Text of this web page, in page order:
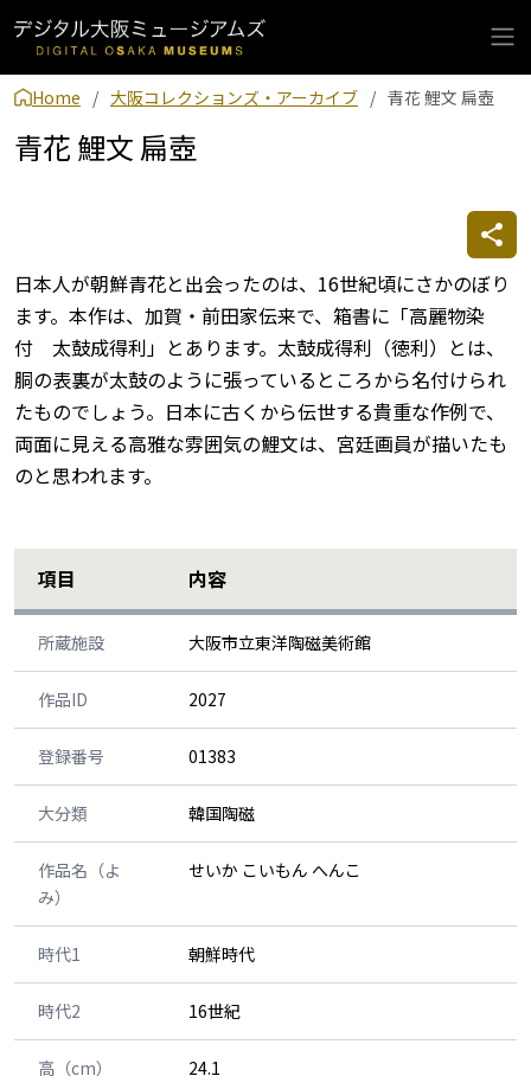
Home 大阪コレクションズ・アーカイブ 青花 鯉文 扁壺
青花 鯉文 扁壺
日本人が朝鮮青花と出会ったのは、16世紀頃にさかのぼり
ます。本作は、加賀・前田家伝来で、箱書に「高麗物染
付 太鼓成得利」とあります。太鼓成得利（徳利）とは、
胴の表裏が太鼓のように張っているところから名付けられ
たものでしょう。日本に古くから伝世する貴重な作例で、
両面に見える高雅な雰囲気の鯉文は、宮廷画員が描いたも
のと思われます。
項目 内容
所蔵施設 大阪市立東洋陶磁美術館
作品ID 2027
登録番号 01383
大分類 韓国陶磁
作品名（よ
み）
せいか こいもん へんこ
時代1 朝鮮時代
時代2 16世紀
高（cm） 24.1